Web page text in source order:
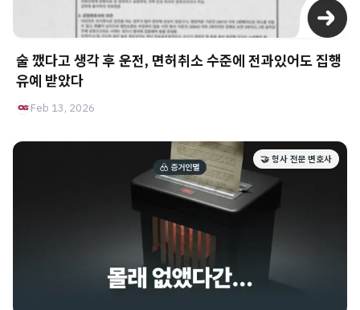
술 깼다고 생각 후 운전, 면허취소 수준에 전과있어도 집행
유예 받았다
Feb 13, 2026
🤝 형사 전문 변호사